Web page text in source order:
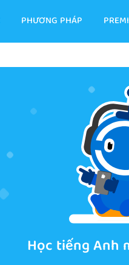
PHƯƠNG PHÁP
Học tiếng Anh